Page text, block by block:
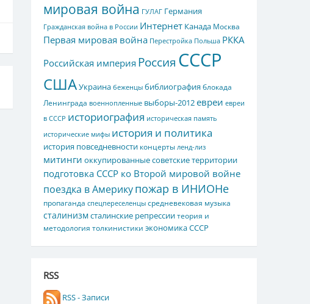
мировая война ГУЛАГ Германия
Гражданская война в России Интернет Канада Москва
Первая мировая война Перестройка Польша РККА
Российская империя Россия СССР
СШАУкраина беженцы библиография блокада
Ленинграда военнопленные выборы-2012евреи евреи
в СССР историография историческая память
исторические мифы история и политика
история повседневности концерты ленд-лиз
митинги оккупированные советские территории
подготовка СССР ко Второй мировой войне
поездка в Америкупожар в ИНИОНе
пропаганда спецпереселенцы средневековая музыка
сталинизмсталинские репрессиитеория и
методология толкинистики экономика СССР
RSS
RSS - Записи